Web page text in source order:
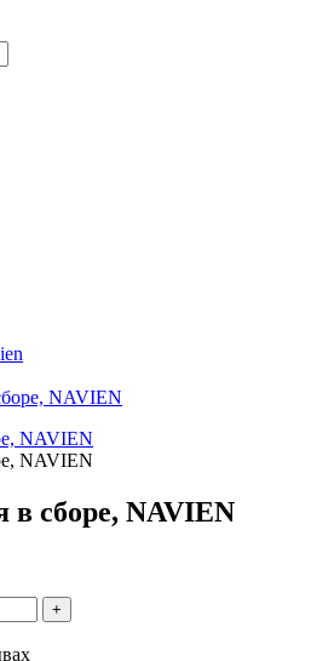
NAVIEN
в сборе, NAVIEN
+